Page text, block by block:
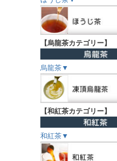
【烏龍茶カテゴリー】
烏龍茶▼
【和紅茶カテゴリー】
和紅茶▼